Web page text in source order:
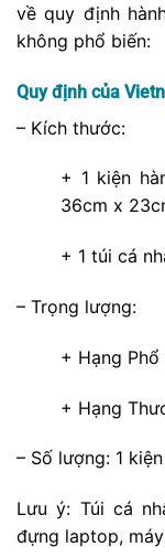
về quy định
không phổ biến:
Quy định của
– Kích thước:
+ 1 kiện
36cm x
+ 1 túi cá
– Trọng lượng:
+ Hạng
+ Hạng
– Số lượng: 1
Lưu ý: Túi cá
đựng laptop,